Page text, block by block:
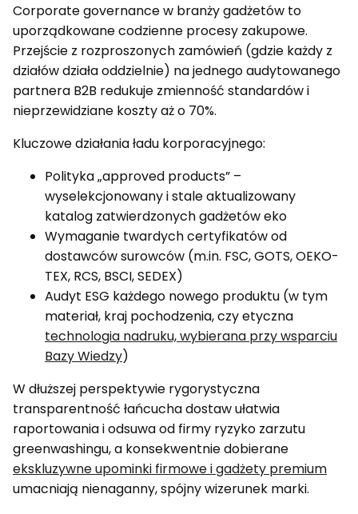
Corporate governance w branży gadżetów to
uporządkowane codzienne procesy zakupowe.
Przejście z rozproszonych zamówień (gdzie każdy z
działów działa oddzielnie) na jednego audytowanego
partnera B2B redukuje zmienność standardów i
nieprzewidziane koszty aż o 70%.
Kluczowe działania ładu korporacyjnego:
Polityka „approved products” –
wyselekcjonowany i stale aktualizowany
katalog zatwierdzonych gadżetów eko
Wymaganie twardych certyfikatów od
dostawców surowców (m.in. FSC, GOTS, OEKO-
TEX, RCS, BSCI, SEDEX)
Audyt ESG każdego nowego produktu (w tym
materiał, kraj pochodzenia, czy etyczna
technologia nadruku, wybierana przy wsparciu
Bazy Wiedzy)
W dłuższej perspektywie rygorystyczna
transparentność łańcucha dostaw ułatwia
raportowania i odsuwa od firmy ryzyko zarzutu
greenwashingu, a konsekwentnie dobierane
ekskluzywne upominki firmowe i gadżety premium
umacniają nienaganny, spójny wizerunek marki.